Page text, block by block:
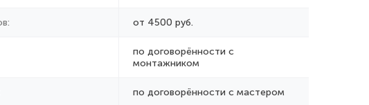
от 4500 руб.
по договорённости с
монтажником
по договорённости с мастером